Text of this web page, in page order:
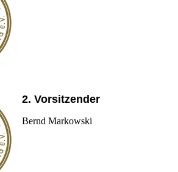
2. Vorsitzender
Bernd Markowski